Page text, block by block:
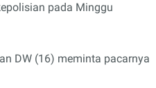
pada Minggu
DW (16) meminta pacarnya